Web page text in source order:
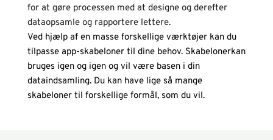
for at gøre processen med at designe og derefter
dataopsamle og rapportere lettere.
Ved hjælp af en masse forskellige værktøjer kan du
tilpasse app-skabeloner til dine behov. Skabelonerkan
bruges igen og igen og vil være basen i din
dataindsamling. Du kan have lige så mange
skabeloner til forskellige formål, som du vil.